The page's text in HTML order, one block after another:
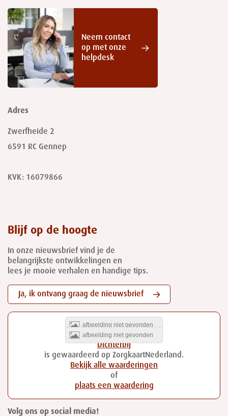
Neem contact
op met onze
helpdesk
Adres
Zwerfheide 2
6591 RC Gennep
KVK: 16079866
Blijf op de hoogte
In onze nieuwsbrief vind je de
belangrijkste ontwikkelingen en
lees je mooie verhalen en handige tips.
Ja, ik ontvang graag de nieuwsbrief
Dichterbij
is gewaardeerd op ZorgkaartNederland.
Bekijk alle waarderingen
of
plaats een waardering
Volg ons op social media!